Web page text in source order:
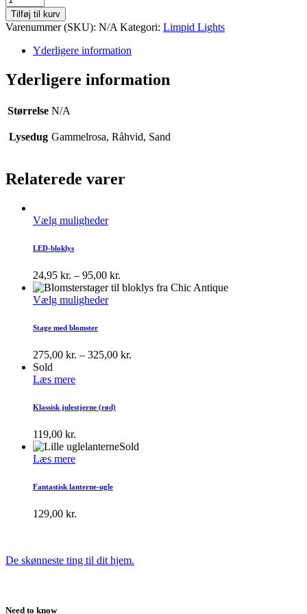
quantity
Tilføj til kurv
Varenummer (SKU): N/A Kategori: Limpid Lights
Yderligere information
Yderligere information
Størrelse N/A
Lysedug Gammelrosa, Råhvid, Sand
Relaterede varer
Vælg muligheder
LED-bloklys
24,95 kr. – 95,00 kr.
Vælg muligheder
Stage med blomster
275,00 kr. – 325,00 kr.
Sold
Læs mere
Klassisk julestjerne (rød)
119,00 kr.
Sold
Læs mere
Fantastisk lanterne-ugle
129,00 kr.
De skønneste ting til dit hjem.
Need to know